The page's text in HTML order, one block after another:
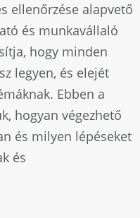
ellenőrzése alapvető
és munkavállaló
hogy minden
legyen, és elejét
Ebben a
hogyan végezhető
és milyen lépéseket
és